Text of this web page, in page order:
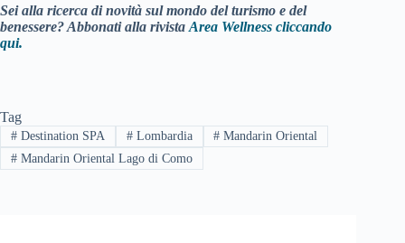
Sei alla ricerca di novità sul mondo del turismo e del
benessere? Abbonati alla rivista Area Wellness cliccando
qui.
Tag
#Destination SPA #Lombardia # Mandarin Oriental
#Mandarin Oriental Lago di Como